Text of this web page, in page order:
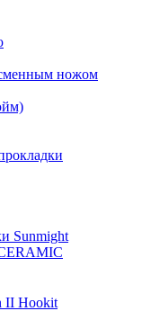
ножом
Sunmight
II Hookit